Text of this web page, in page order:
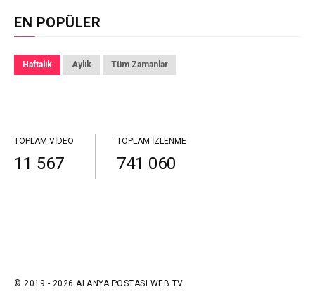
EN POPÜLER
Haftalık Aylık Tüm Zamanlar
TOPLAM VIDEO
11 567
TOPLAM İZLENME
741 060
© 2019 - 2026 ALANYA POSTASI WEB TV